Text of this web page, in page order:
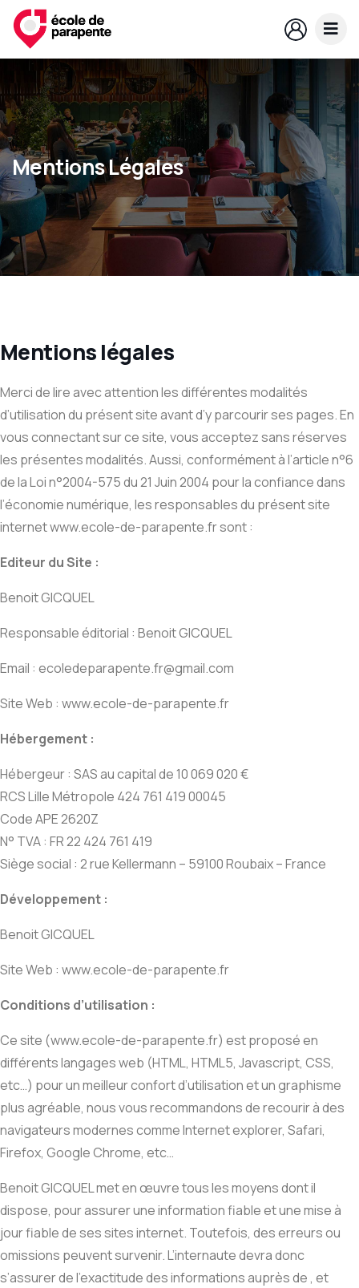
Mentions Légales
Mentions légales
Merci de lire avec attention les différentes modalités
d’utilisation du présent site avant d’y parcourir ses pages. En
vous connectant sur ce site, vous acceptez sans réserves
les présentes modalités. Aussi, conformément à l’article n°6
de la Loi n°2004-575 du 21 Juin 2004 pour la confiance dans
l’économie numérique, les responsables du présent site
internet www.ecole-de-parapente.fr sont :
Editeur du Site :
Benoit GICQUEL
Responsable éditorial : Benoit GICQUEL
Email : ecoledeparapente.fr@gmail.com
Site Web : www.ecole-de-parapente.fr
Hébergement :
Hébergeur : SAS au capital de 10 069 020 €
RCS Lille Métropole 424 761 419 00045
Code APE 2620Z
N° TVA : FR 22 424 761 419
Siège social : 2 rue Kellermann – 59100 Roubaix – France
Développement :
Benoit GICQUEL
Site Web : www.ecole-de-parapente.fr
Conditions d’utilisation :
Ce site (www.ecole-de-parapente.fr) est proposé en
différents langages web (HTML, HTML5, Javascript, CSS,
etc…) pour un meilleur confort d’utilisation et un graphisme
plus agréable, nous vous recommandons de recourir à des
navigateurs modernes comme Internet explorer, Safari,
Firefox, Google Chrome, etc…
Benoit GICQUEL met en œuvre tous les moyens dont il
dispose, pour assurer une information fiable et une mise à
jour fiable de ses sites internet. Toutefois, des erreurs ou
omissions peuvent survenir. L’internaute devra donc
s’assurer de l’exactitude des informations auprès de , et